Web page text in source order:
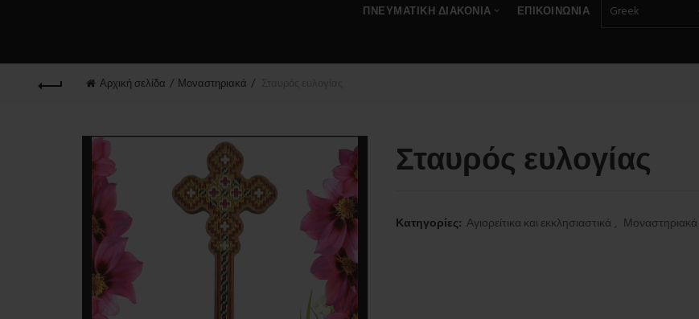
ΠΝΕΥΜΑΤΙΚΉ ΔΙΑΚΟΝΊΑ ΕΠΙΚΟΙΝΩΝΊΑ
Αρχική σελίδα Μοναστηριακά
Σταυρός ευλογίας
Κατηγορίες: Αγιορείτικα και εκκλησιαστικά , Μοναστηριακά